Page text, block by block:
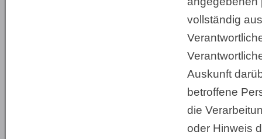
vollständig
Auskunft
betroffene
die
oder Hinweis